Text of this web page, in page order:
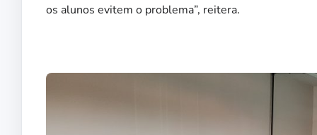
os alunos evitem o problema”, reitera.